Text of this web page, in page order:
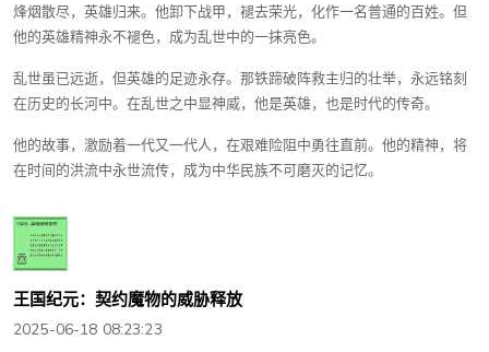
烽烟散尽，英雄归来。他卸下战甲，褪去荣光，化作一名普通的百姓。但
他的英雄精神永不褪色，成为乱世中的一抹亮色。
乱世虽已远逝，但英雄的足迹永存。那铁蹄破阵救主归的壮举，永远铭刻
在历史的长河中。在乱世之中显神威，他是英雄，也是时代的传奇。
他的故事，激励着一代又一代人，在艰难险阻中勇往直前。他的精神，将
在时间的洪流中永世流传，成为中华民族不可磨灭的记忆。
王国纪元：契约魔物的威胁释放
2025-06-18 08:23:23